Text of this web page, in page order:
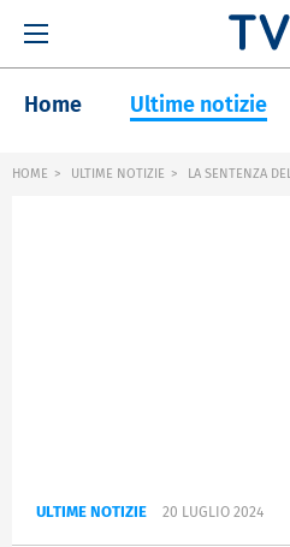
Home Ultime notizie
HOME ULTIME NOTIZIE LA SENTENZA
ULTIME NOTIZIE 20 LUGLIO 2024